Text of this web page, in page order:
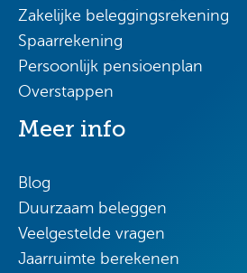
Zakelijke beleggingsrekening
Spaarrekening
Persoonlijk pensioenplan
Overstappen
Meer info
Blog
Duurzaam beleggen
Veelgestelde vragen
Jaarruimte berekenen